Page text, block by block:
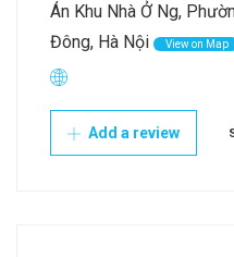
Án Khu Nhà Ở Ng,
Đông, Hà Nội
View on Map
Add a review